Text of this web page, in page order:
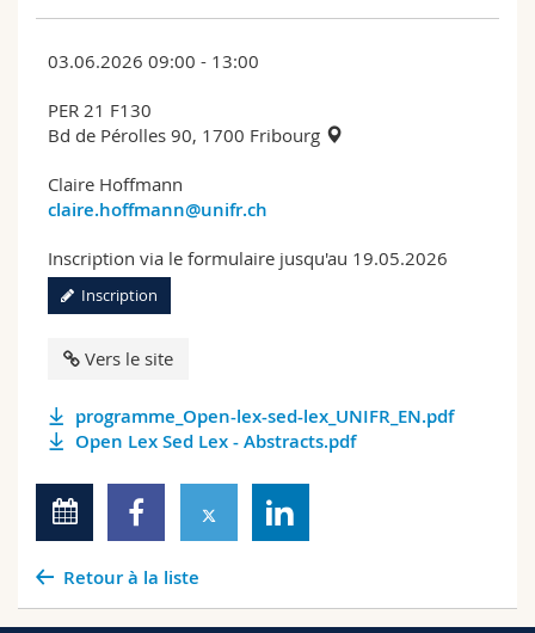
03.06.2026 09:00 - 13:00
PER 21 F130
Bd de Pérolles 90, 1700 Fribourg
Claire Hoffmann
claire.hoffmann@unifr.ch
Inscription via le formulaire jusqu'au 19.05.2026
Inscription
Vers le site
programme_Open-lex-sed-lex_UNIFR_EN.pdf
Open Lex Sed Lex - Abstracts.pdf
Retour à la liste